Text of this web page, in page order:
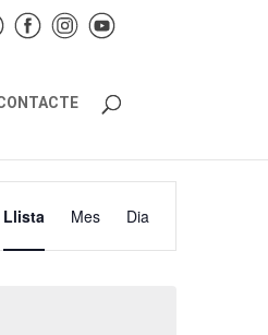
de
Llista Mes Dia